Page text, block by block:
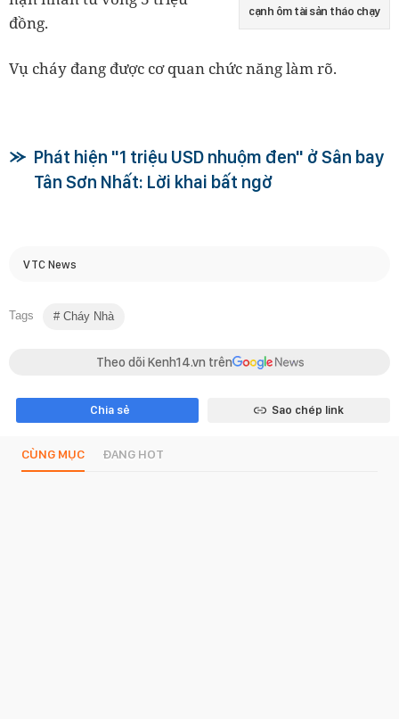
cạnh ôm tài sản tháo chạy
đồng.
Vụ cháy đang được cơ quan chức năng làm rõ.
Phát hiện "1 triệu USD nhuộm đen" ở Sân bay
Tân Sơn Nhất: Lời khai bất ngờ
VTC News
Tags Cháy Nhà
Theo dõi Kenh14.vn trên
Chia sẻ Sao chép link
CÙNG MỤC ĐANG HOT